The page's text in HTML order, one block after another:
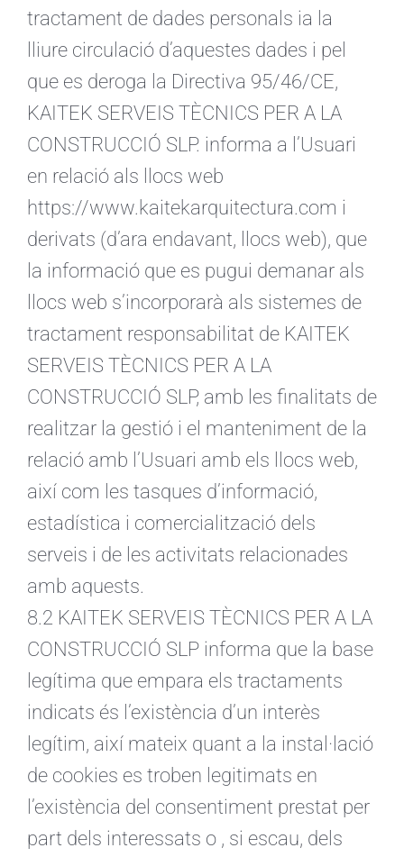
tractament de dades personals ia la
lliure circulació d’aquestes dades i pel
que es deroga la Directiva 95/46/CE,
KAITEK SERVEIS TÈCNICS PER A LA
CONSTRUCCIÓ SLP. informa a l’Usuari
en relació als llocs web
https://www.kaitekarquitectura.com i
derivats (d’ara endavant, llocs web), que
la informació que es pugui demanar als
llocs web s’incorporarà als sistemes de
tractament responsabilitat de KAITEK
SERVEIS TÈCNICS PER A LA
CONSTRUCCIÓ SLP, amb les finalitats de
realitzar la gestió i el manteniment de la
relació amb l’Usuari amb els llocs web,
així com les tasques d’informació,
estadística i comercialització dels
serveis i de les activitats relacionades
amb aquests.
8.2 KAITEK SERVEIS TÈCNICS PER A LA
CONSTRUCCIÓ SLP informa que la base
legítima que empara els tractaments
indicats és l’existència d’un interès
legítim, així mateix quant a la instal·lació
de cookies es troben legitimats en
l’existència del consentiment prestat per
part dels interessats o , si escau, dels